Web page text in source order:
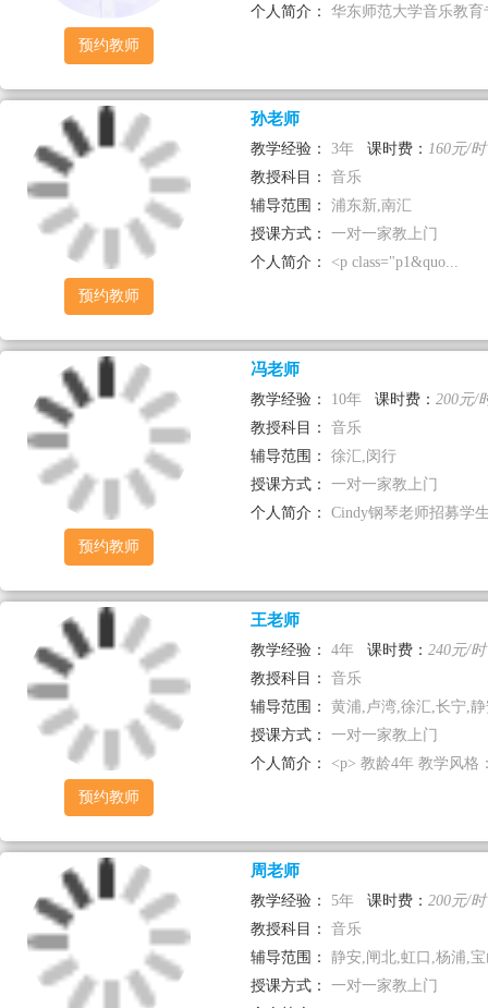
预约教师
个人简介：
华东师范大学音乐教
预约教师
孙老师
教学经验： 3年 课时费： 160元/时
教授科目：
音乐
辅导范围：
浦东新,南汇
授课方式：
一对一家教上门
个人简介：
<p class="p1&quo...
预约教师
冯老师
教学经验： 10年 课时费： 200元/
教授科目：
音乐
辅导范围：
徐汇,闵行
授课方式：
一对一家教上门
个人简介：
Cindy钢琴老师招募学
预约教师
王老师
教学经验： 4年 课时费： 240元/时
教授科目：
音乐
辅导范围：
黄浦,卢湾,徐汇,长宁,
授课方式：
一对一家教上门
个人简介：
<p> 教龄4年 教学风格
周老师
教学经验： 5年 课时费： 200元/时
教授科目：
音乐
辅导范围：
静安,闸北,虹口,杨浦,
授课方式：
一对一家教上门